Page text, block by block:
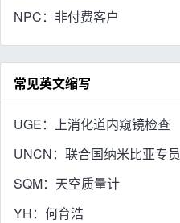
NPC：非付费客户
常见英文缩写
UGE：上消化道内窥镜检查
UNCN：联合国纳米比亚专员
SQM：天空质量计
YH：何育浩